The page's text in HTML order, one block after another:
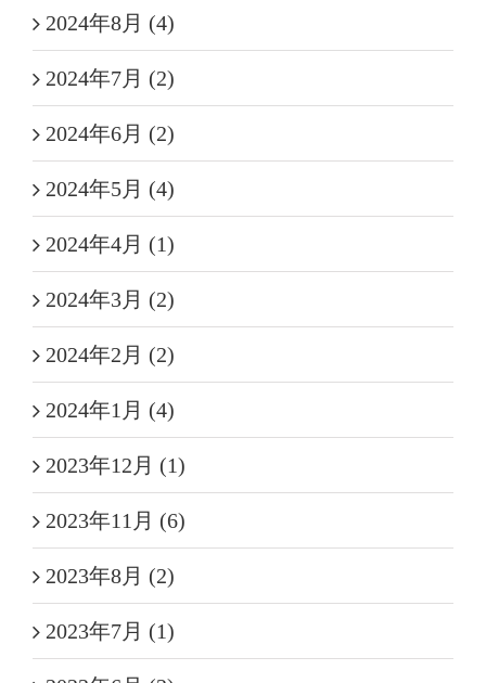
2024年8月 (4)
2024年7月 (2)
2024年6月 (2)
2024年5月 (4)
2024年4月 (1)
2024年3月 (2)
2024年2月 (2)
2024年1月 (4)
2023年12月 (1)
2023年11月 (6)
2023年8月 (2)
2023年7月 (1)